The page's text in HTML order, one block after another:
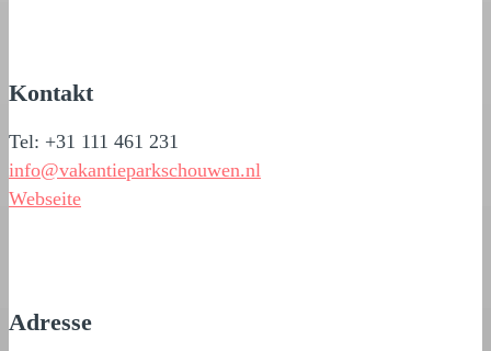
Kontakt
Tel: +31 111 461 231
info@vakantieparkschouwen.nl
Webseite
Adresse